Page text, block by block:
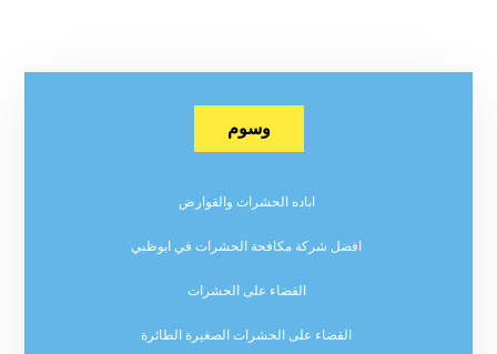
وسوم
اباده الحشرات والقوارض
افضل شركة مكافحة الحشرات في ابوظبي
القضاء على الحشرات
القضاء على الحشرات الصغيرة الطائرة